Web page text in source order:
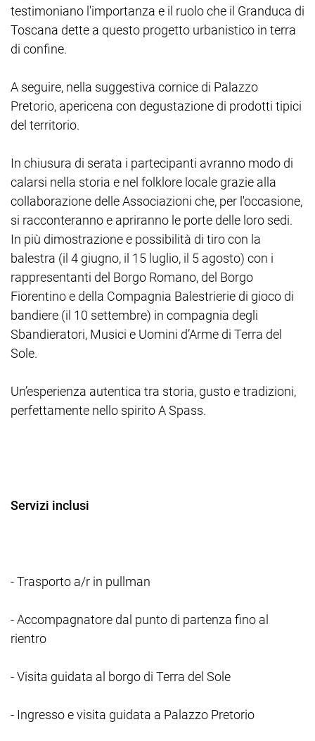
testimoniano l'importanza e il ruolo che il Granduca di
Toscana dette a questo progetto urbanistico in terra
di confine.
A seguire, nella suggestiva cornice di Palazzo
Pretorio, apericena con degustazione di prodotti tipici
del territorio.
In chiusura di serata i partecipanti avranno modo di
calarsi nella storia e nel folklore locale grazie alla
collaborazione delle Associazioni che, per l'occasione,
si racconteranno e apriranno le porte delle loro sedi.
In più dimostrazione e possibilità di tiro con la
balestra (il 4 giugno, il 15 luglio, il 5 agosto) con i
rappresentanti del Borgo Romano, del Borgo
Fiorentino e della Compagnia Balestrierie di gioco di
bandiere (il 10 settembre) in compagnia degli
Sbandieratori, Musici e Uomini d’Arme di Terra del
Sole.
Un’esperienza autentica tra storia, gusto e tradizioni,
perfettamente nello spirito A Spass.
Servizi inclusi
- Trasporto a/r in pullman
- Accompagnatore dal punto di partenza fino al
rientro
- Visita guidata al borgo di Terra del Sole
- Ingresso e visita guidata a Palazzo Pretorio